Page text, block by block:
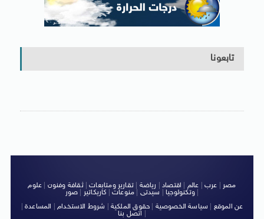
تابعونا
مصر عرب عالم اقتصاد رياضة |تقارير ومتابعات|ثقافة وفنون
علوم
وتكنولوجيا| سيدتى منوعات كاريكاتير صور
|
عن الموقع
سياسة الخصوصية حقوق الملكية شروط الاستخدام| المساعدة|
اتصل بنا